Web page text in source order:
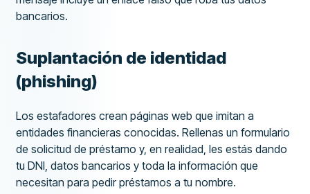
bancarios.
Suplantación de identidad
(phishing)
Los estafadores crean páginas web que imitan a
entidades financieras conocidas. Rellenas un formulario
de solicitud de préstamo y, en realidad, les estás dando
tu DNI, datos bancarios y toda la información que
necesitan para pedir préstamos a tu nombre.